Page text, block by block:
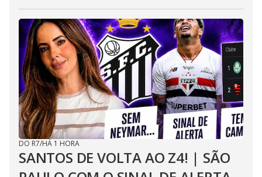
DO R7/HÁ 1 HORA
SANTOS DE VOLTA AO Z4! | SÃO